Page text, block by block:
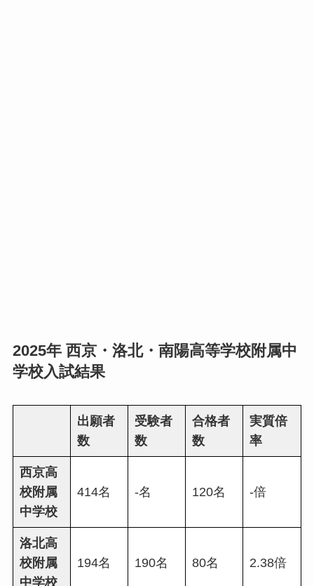
2025年 西京・洛北・南陽高等学校附属中
学校入試結果
出願者
数
受験者
数
合格者
数
実質倍
率
西京高
校附属
中学校
414名 -名 120名 -倍
洛北高
校附属
中学校
194名 190名 80名 2.38倍